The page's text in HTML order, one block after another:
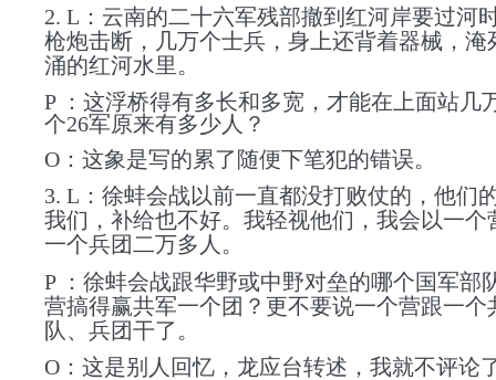
2. L：云南的二十六军残部撤到红河岸要过河
枪炮击断，几万个士兵，身上还背着器械，淹
涌的红河水里。
P ：这浮桥得有多长和多宽，才能在上面站几
个26军原来有多少人？
O：这象是写的累了随便下笔犯的错误。
3. L：徐蚌会战以前一直都没打败仗的，他们
我们，补给也不好。我轻视他们，我会以一个
一个兵团二万多人。
P ：徐蚌会战跟华野或中野对垒的哪个国军部
营搞得赢共军一个团？更不要说一个营跟一个
队、兵团干了。
O：这是别人回忆，龙应台转述，我就不评论